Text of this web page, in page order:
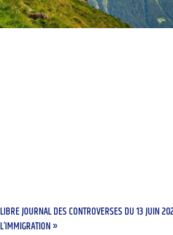
LIBRE JOURNAL DES CONTROVERSES DU 13 JUIN
L’IMMIGRATION »